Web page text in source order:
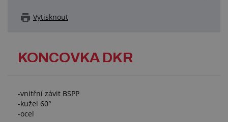
Vytisknout
KONCOVKA DKR
-vnitřní závit BSPP
-kužel 60°
-ocel